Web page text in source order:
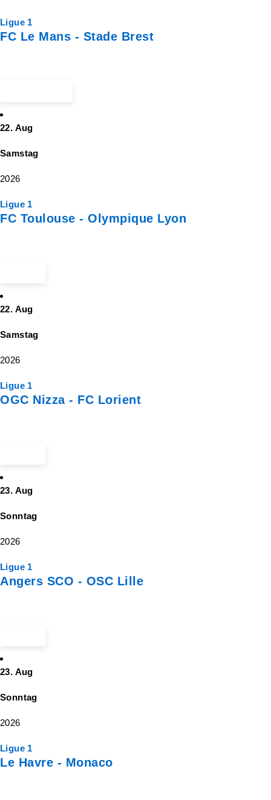
Ligue 1
FC Le Mans - Stade Brest
22. Aug
Samstag
2026
Ligue 1
FC Toulouse - Olympique Lyon
22. Aug
Samstag
2026
Ligue 1
OGC Nizza - FC Lorient
23. Aug
Sonntag
2026
Ligue 1
Angers SCO - OSC Lille
23. Aug
Sonntag
2026
Ligue 1
Le Havre - Monaco